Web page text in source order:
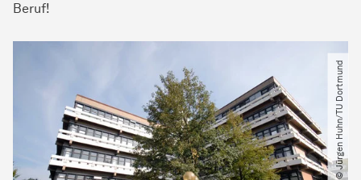
Beruf!
© Jürgen Huhn​/​TU Dortmund